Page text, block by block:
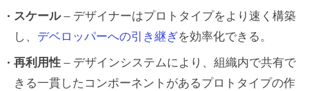
スケール– デザイナーはプロトタイプをより速く構築
し、 デベロッパーへの引き継ぎを効率化できる。
再利用性 – デザインシステムにより、組織内で共有で
きる一貫したコンポーネントがあるプロトタイプの作